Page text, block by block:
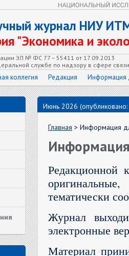
журнал НИУ
"Экономика и
ЭЛ № ФС 77 – 55411 от 17.09.2013
службе по надзору в сфере
коллегия Редакция Информация
Июнь 2026
Главная > Информация
Редакционной
тематически
Журнал
электронные
Материал